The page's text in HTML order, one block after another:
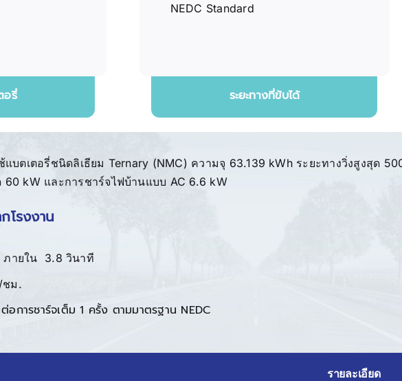
อรี่
NEDC Standard
ระยะทางที่ขับได้
บตเตอรี่ชนิดลิเธียม Ternary (NMC) ความจุ 63.139 kWh ระยะทางวิ่งสูงสุด
60 kW และการชาร์จไฟบ้านแบบ AC 6.6 kW
โรงงาน
ภายใน 3.8 วินาที
ชม.
การชาร์จเต็ม 1 ครั้ง ตามมาตรฐาน NEDC
รายละเอียด